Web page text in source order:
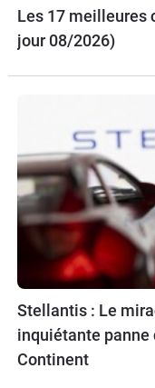
Les 17 meilleures
jour 08/2026)
Stellantis : Le
inquiétante
Continent